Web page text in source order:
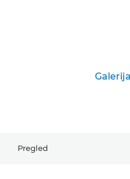
Galerija
Pregled